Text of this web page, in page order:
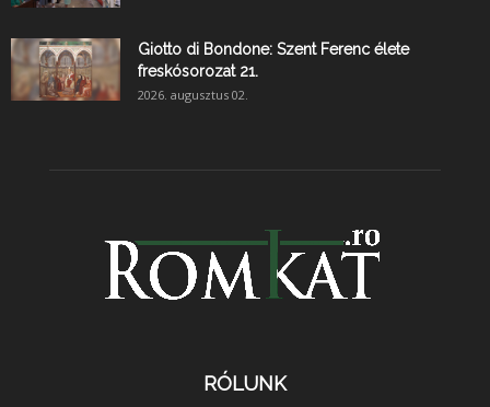
Giotto di Bondone: Szent Ferenc élete
freskósorozat 21.
2026. augusztus 02.
RÓLUNK